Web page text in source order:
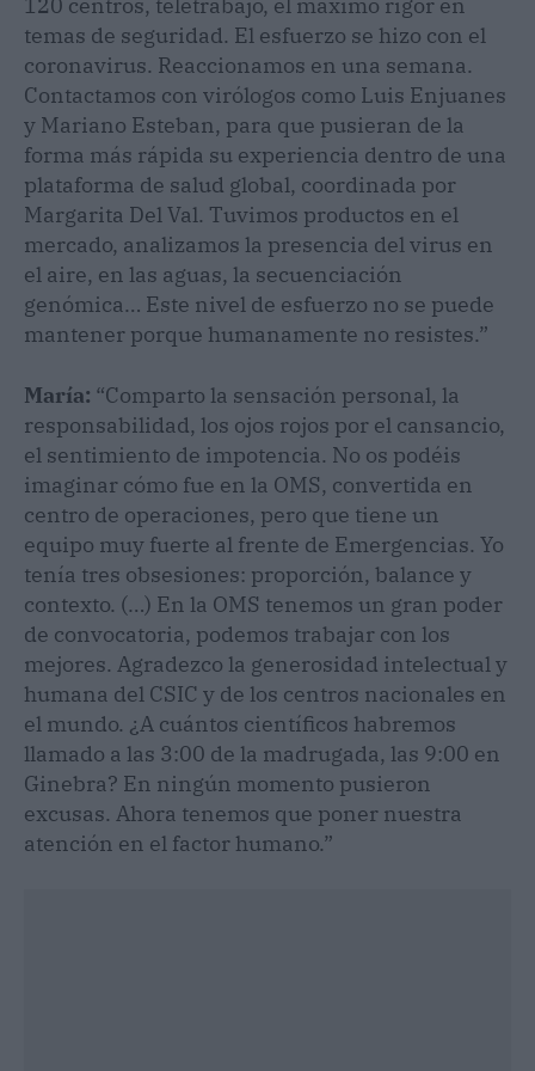
temas de seguridad. El esfuerzo se hizo con el
coronavirus. Reaccionamos en una semana.
Contactamos con virólogos como Luis Enjuanes
y Mariano Esteban, para que pusieran de la
forma más rápida su experiencia dentro de una
plataforma de salud global, coordinada por
Margarita Del Val. Tuvimos productos en el
mercado, analizamos la presencia del virus en
el aire, en las aguas, la secuenciación
genómica… Este nivel de esfuerzo no se puede
mantener porque humanamente no resistes.”
María: “Comparto la sensación personal, la
responsabilidad, los ojos rojos por el cansancio,
el sentimiento de impotencia. No os podéis
imaginar cómo fue en la OMS, convertida en
centro de operaciones, pero que tiene un
equipo muy fuerte al frente de Emergencias. Yo
tenía tres obsesiones: proporción, balance y
contexto. (…) En la OMS tenemos un gran poder
de convocatoria, podemos trabajar con los
mejores. Agradezco la generosidad intelectual y
humana del CSIC y de los centros nacionales en
el mundo. ¿A cuántos científicos habremos
llamado a las 3:00 de la madrugada, las 9:00 en
Ginebra? En ningún momento pusieron
excusas. Ahora tenemos que poner nuestra
atención en el factor humano.”